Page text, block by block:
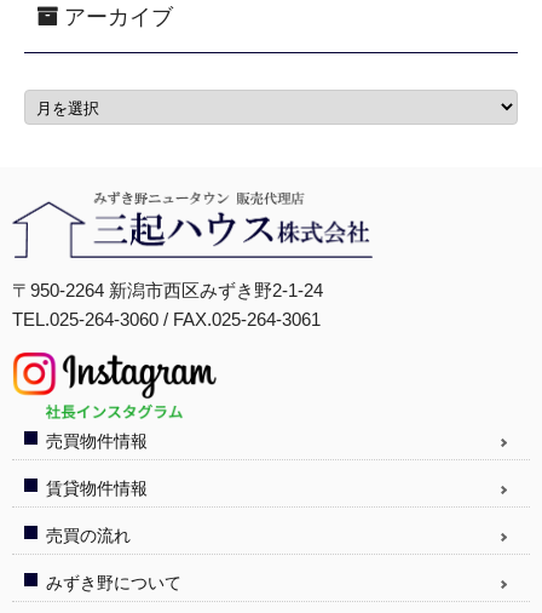
アーカイブ
〒950-2264 新潟市西区みずき野2-1-24
TEL.025-264-3060 / FAX.025-264-3061
売買物件情報
賃貸物件情報
売買の流れ
みずき野について